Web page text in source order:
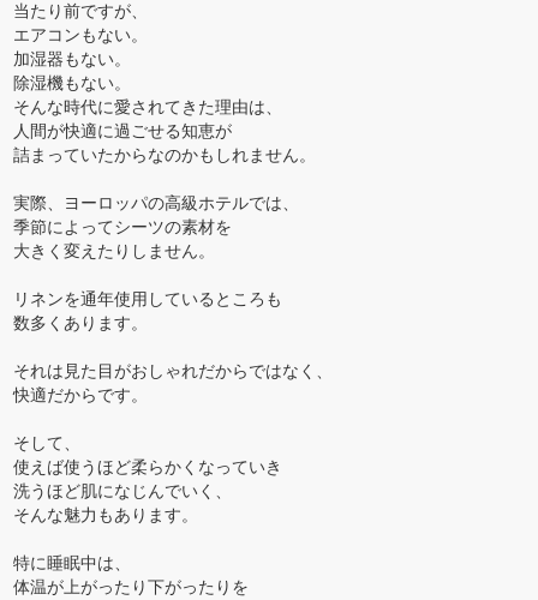
当たり前ですが、
エアコンもない。
加湿器もない。
除湿機もない。
そんな時代に愛されてきた理由は、
人間が快適に過ごせる知恵が
詰まっていたからなのかもしれません。
実際、ヨーロッパの高級ホテルでは、
季節によってシーツの素材を
大きく変えたりしません。
リネンを通年使用しているところも
数多くあります。
それは見た目がおしゃれだからではなく、
快適だからです。
そして、
使えば使うほど柔らかくなっていき
洗うほど肌になじんでいく、
そんな魅力もあります。
特に睡眠中は、
体温が上がったり下がったりを